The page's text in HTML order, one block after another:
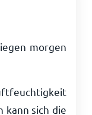
morgen
kann sich die